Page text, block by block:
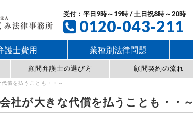
受付：平日9時～19時 / 土日祝8時～20時
0120-043-211
護士費用 業種別法律問題
顧問弁護士の選び方 顧問契約の流れ
償を払うことも・・～
が大きな代償を払うことも・・～